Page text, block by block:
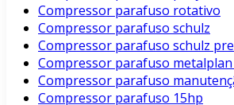
Compressor parafuso rotativo
Compressor parafuso schulz
Compressor parafuso schulz
Compressor parafuso
Compressor parafuso
Compressor parafuso 15hp